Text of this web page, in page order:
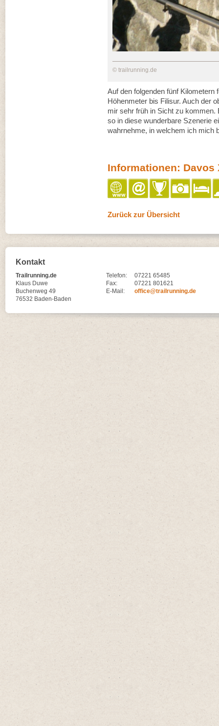
© trailrunning.de
Auf den folgenden fünf Kilometern
Höhenmeter bis Filisur. Auch der
mir sehr früh in Sicht zu
so in diese wunderbare Szenerie
wahrnehme, in welchem ich mich
Informationen: Davos
Zurück zur Übersicht
Kontakt
Trailrunning.de
Klaus Duwe
Buchenweg 49
76532 Baden-Baden
Telefon:
07221 65485
Fax:
07221 801621
E-Mail:
office@trailrunning.de